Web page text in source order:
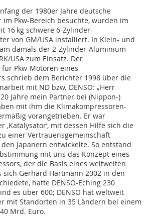
der 1980er Jahre deutsche
Pkw-Bereich besuchte, wurden im
16 kg schwere 6-Zylinder-
von GM/USA installiert. In Klein- und
damals der 2-Zylinder-Aluminium-
USA zum Einsatz. Der
Pkw-Motoren eines
schrieb dem Berichter 1998 über die
mit ND bzw. DENSO: „Herr
Jahre mein Partner bei (Nippon-)
mit ihm die Klimakompressoren-
vorangetrieben. Er war
‚Katalysator‘, mit dessen Hilfe sich die
einer Vertrauensgemeinschaft
Japanern entwickelte. So entstand
mit uns das Konzept eines
der die Basis eines weltweiten
sich Gerhard Hartmann 2002 in den
hatte DENSO-Eching 230
es über 600; DENSO hat weltweit
mit Standorten in 35 Ländern bei einem
Mrd. Euro.